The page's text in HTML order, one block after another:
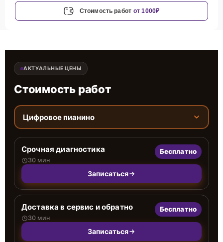
Стоимость работ от 1000₽
АКТУАЛЬНЫЕ ЦЕНЫ
Стоимость работ
Цифровое пианино
Срочная диагностика
30 мин
Бесплатно
Записаться
Доставка в сервис и обратно
30 мин
Бесплатно
Записаться